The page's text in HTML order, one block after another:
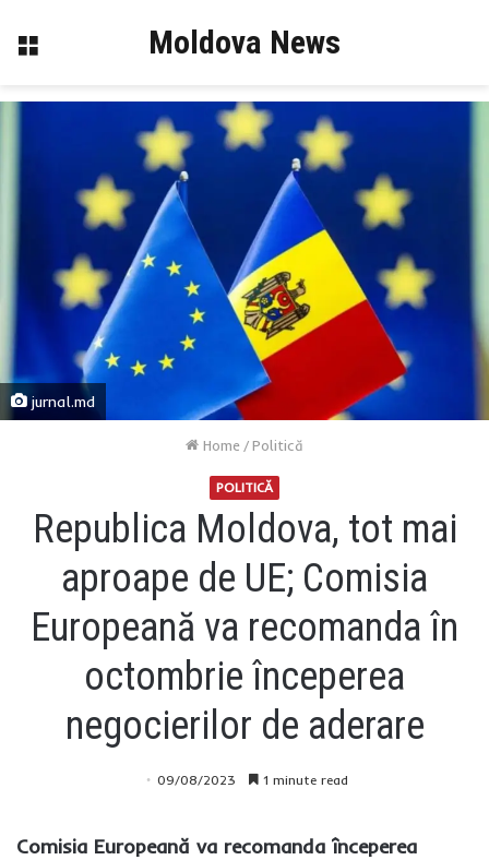
Menu Moldova News
jurnal.md
Home /Politică
POLITICĂ
Republica Moldova, tot mai
aproape de UE; Comisia
Europeană va recomanda în
octombrie începerea
negocierilor de aderare
09/08/2023 1 minute read
Comisia Europeană va recomanda începerea